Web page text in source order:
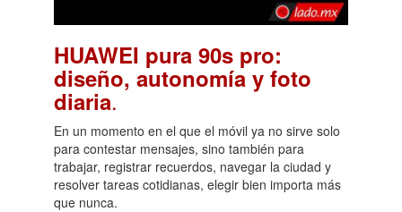
HUAWEI pura 90s pro:
diseño, autonomía y foto
diaria.
En un momento en el que el móvil ya no sirve solo
para contestar mensajes, sino también para
trabajar, registrar recuerdos, navegar la ciudad y
resolver tareas cotidianas, elegir bien importa más
que nunca.